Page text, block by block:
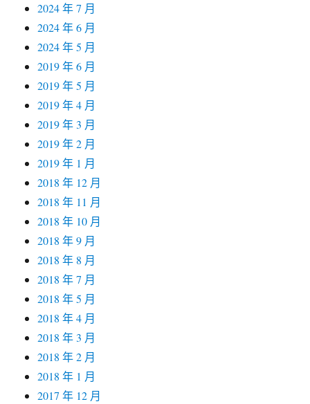
2024 年 7 月
2024 年 6 月
2024 年 5 月
2019 年 6 月
2019 年 5 月
2019 年 4 月
2019 年 3 月
2019 年 2 月
2019 年 1 月
2018 年 12 月
2018 年 11 月
2018 年 10 月
2018 年 9 月
2018 年 8 月
2018 年 7 月
2018 年 5 月
2018 年 4 月
2018 年 3 月
2018 年 2 月
2018 年 1 月
2017 年 12 月